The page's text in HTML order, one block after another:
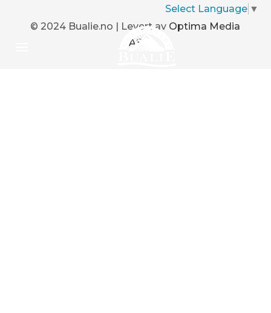
Select Language ▼
© 2024 Bualie.no | Levert av Optima Media
AS